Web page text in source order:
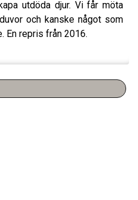
utdöda djur. Vi får möta
och kanske något som
En repris från 2016.